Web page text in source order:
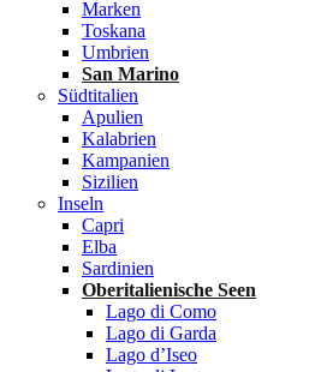
Marken
Toskana
Umbrien
San Marino
Südtitalien
Apulien
Kalabrien
Kampanien
Sizilien
Inseln
Capri
Elba
Sardinien
Oberitalienische Seen
Lago di Como
Lago di Garda
Lago d’Iseo